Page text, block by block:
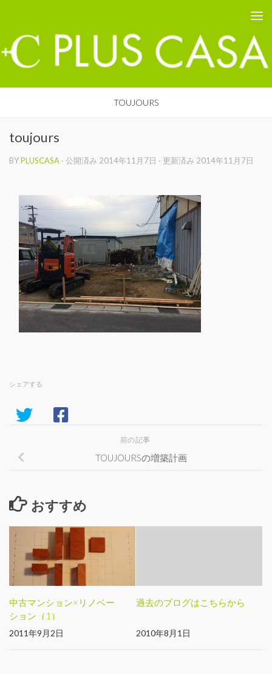
TOUJOURS
toujours
BYPLUSCASA · 公開済み 2014年11月7日 · 更新済み 2014年11月7日
シェアする
前の記事
TOUJOURSの増築計画
おすすめ
中古マンション×リノベー
ション（1）
2011年9月2日
過去のブログはこちらから
2010年8月1日